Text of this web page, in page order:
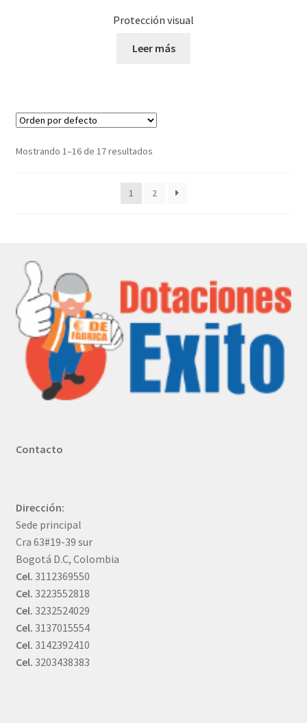
Protección visual
Leer más
Mostrando 1–16 de 17 resultados
1 2
Contacto
Dirección:
Sede principal
Cra 63#19-39 sur
Bogotá D.C, Colombia
Cel. 3112369550
Cel. 3223552818
Cel. 3232524029
Cel. 3137015554
Cel. 3142392410
Cel. 3203438383